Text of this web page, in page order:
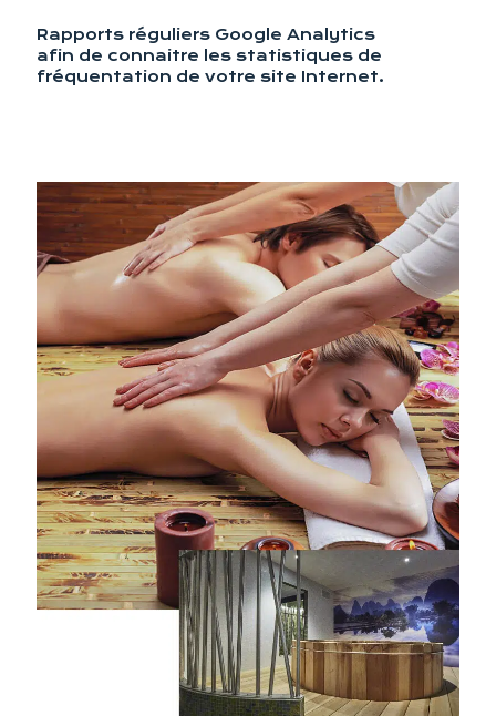
Rapports réguliers Google Analytics
afin de connaitre les statistiques de
fréquentation de votre site Internet.